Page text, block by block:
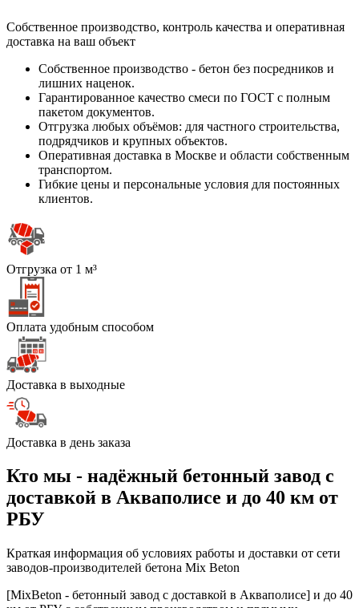
Собственное производство, контроль качества и оперативная
доставка на ваш объект
Собственное производство - бетон без посредников и
лишних наценок.
Гарантированное качество смеси по ГОСТ с полным
пакетом документов.
Отгрузка любых объёмов: для частного строительства,
подрядчиков и крупных объектов.
Оперативная доставка в Москве и области собственным
транспортом.
Гибкие цены и персональные условия для постоянных
клиентов.
Отгрузка от 1 м³
Оплата удобным способом
Доставка в выходные
Доставка в день заказа
Кто мы - надёжный бетонный завод с
доставкой в Акваполисе и до 40 км от
РБУ
Краткая информация об условиях работы и доставки от сети
заводов-производителей бетона Mix Beton
[MixBeton - бетонный завод с доставкой в Акваполисе] и до 40